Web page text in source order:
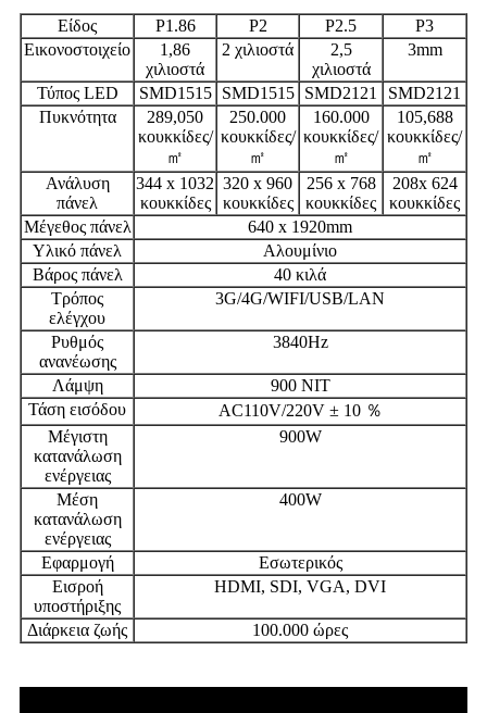
Είδος P1.86 P2 P2.5
P3
Εικονοστοιχείο
1,86
χιλιοστά
2 χιλιοστά
2,5
χιλιοστά
3mm
Τύπος LED SMD1515 SMD1515 SMD2121
SMD2121
Πυκνότητα
289,050
κουκκίδες/
㎡
250.000
κουκκίδες/
㎡
160.000
κουκκίδες/
㎡
105,688
κουκκίδες/
㎡
Ανάλυση
πάνελ
344 x 1032
κουκκίδες
320 x 960
κουκκίδες
256 x 768
κουκκίδες
208x 624
κουκκίδες
Μέγεθος πάνελ
640 x 1920mm
Υλικό πάνελ
Αλουμίνιο
Βάρος πάνελ
40 κιλά
Τρόπος
ελέγχου
3G/4G/WIFI/USB/LAN
Ρυθμός
ανανέωσης
3840Hz
Λάμψη
900 NIT
Τάση εισόδου
AC110V/220V ± 10 ％
Μέγιστη
κατανάλωση
ενέργειας
900W
Μέση
κατανάλωση
ενέργειας
400W
Εφαρμογή
Εσωτερικός
Εισροή
υποστήριξης
HDMI, SDI, VGA, DVI
Διάρκεια ζωής 100.000 ώρες